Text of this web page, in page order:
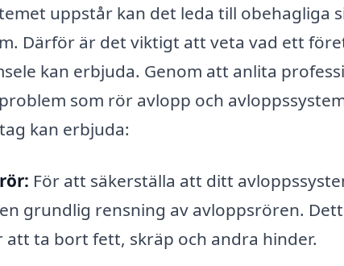
uppstår kan det leda till obehagliga
Därför är det viktigt att veta vad ett
kan erbjuda. Genom att anlita
som rör avlopp och
kan erbjuda:
För att säkerställa att ditt
grundlig rensning av avloppsrören.
ta bort fett, skräp och andra hinder.